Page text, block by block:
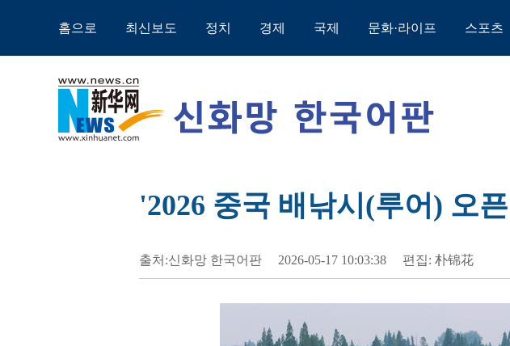
홈으로 최신보도 정치 경제 국제 문화·라이프 스포츠
'2026 중국 배낚시(루어) 오
출처:신화망 한국어판 2026-05-17 10:03:38 편집: 朴锦花